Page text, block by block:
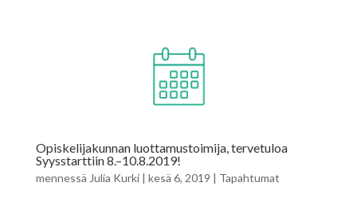
Opiskelijakunnan luottamustoimija, tervetuloa
Syysstarttiin 8.–10.8.2019!
mennessä Julia Kurki| kesä 6, 2019 | Tapahtumat